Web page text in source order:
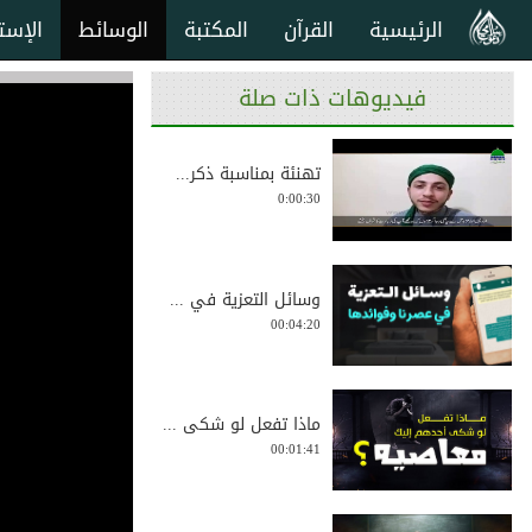
الوسائط المكتبة القرآن الرئيسية
فيديوهات ذات صلة
تهنئة بمناسبة ذكر...
0:00:30
وسائل التعزية في ...
00:04:20
ماذا تفعل لو شكى ...
00:01:41